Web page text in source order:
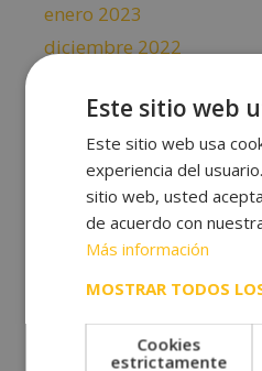
enero 2023
diciembre 2022
octubre 2022
septiembre 2022
agosto 2022
julio 2022
junio 2022
mayo 2022
marzo 2022
Este sitio web
Este sitio web usa
experiencia del
sitio web, usted
de acuerdo con
Más información
MOSTRAR TODOS
Cookies
estrictamente